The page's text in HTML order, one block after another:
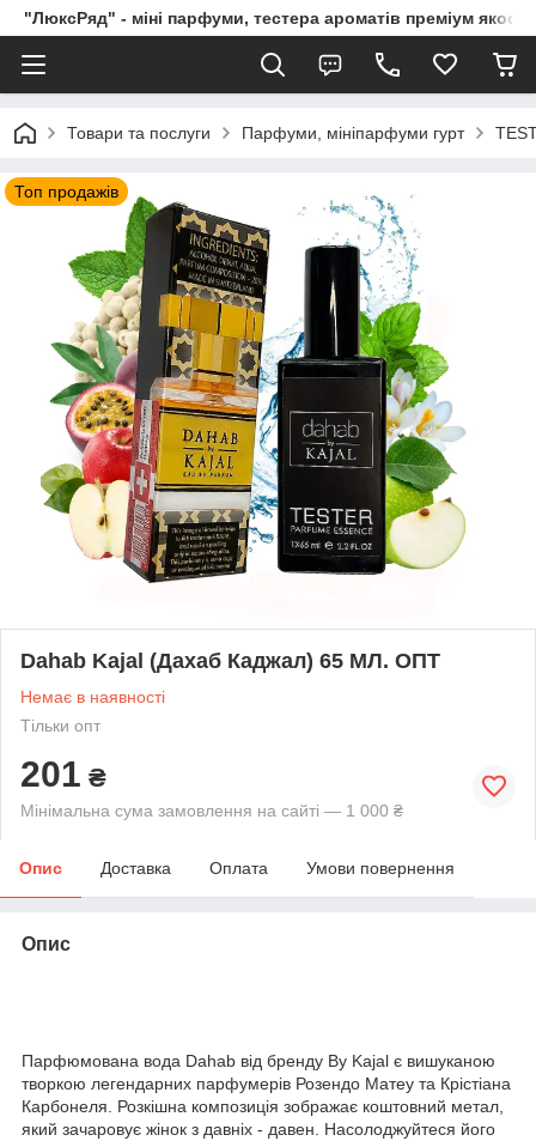
"ЛюксРяд" - міні парфуми, тестера ароматів преміум
Товари та послуги Парфуми, мініпарфуми гурт
Топ продажів
Dahab Kajal (Дахаб Каджал) 65 МЛ. ОПТ
Немає в наявності
Тільки опт
201 ₴
Мінімальна сума замовлення на сайті — 1 000 ₴
Опис Доставка Оплата Умови повернення
Опис
Парфюмована вода Dahab від бренду By Kajal є вишуканою
творкою легендарних парфумерів Розендо Матеу та Крістіана
Карбонеля. Розкішна композиція зображає коштовний метал,
який зачаровує жінок з давніх - давен. Насолоджуйтеся його